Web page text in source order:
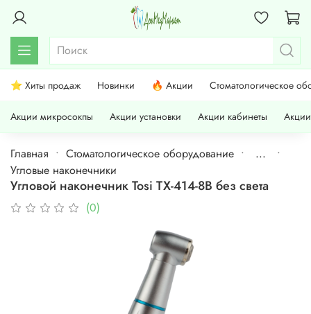
⭐ Хиты продаж Новинки 🔥 Акции Стоматологическое
Акции микросокпы Акции установки Акции кабинеты
Главная Стоматологическое оборудование
...
Угловые наконечники
Угловой наконечник Tosi TX-414-8B без света
(0)